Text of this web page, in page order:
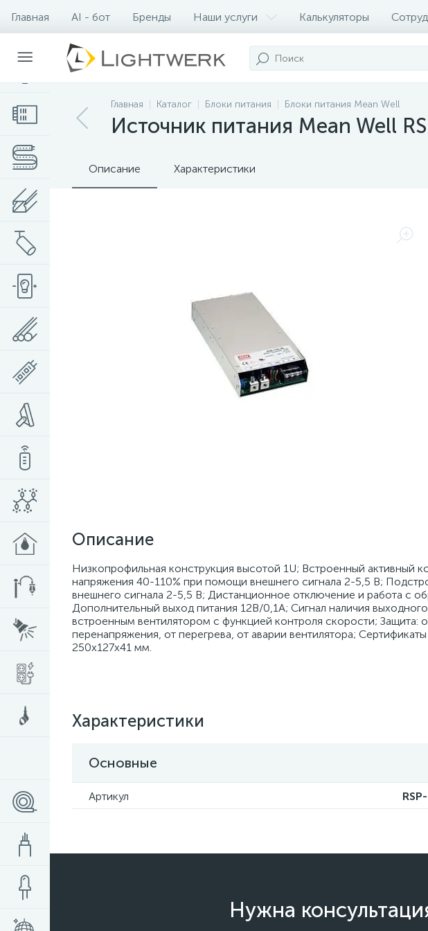
Главная AI - бот Бренды Наши услуги Калькуляторы
Контакты
Главная Каталог Блоки питания Блоки питания Mean Well
Источник питания Mean Well
Описание Характеристики
Описание
Низкопрофильная конструкция высотой 1U; Встроенный активный
напряжения 40-110% при помощи внешнего сигнала 2-5,5 В;
внешнего сигнала 2-5,5 В; Дистанционное отключение и работа с
Дополнительный выход питания 12В/0,1A; Cигнал наличия
встроенным вентилятором с функцией контроля скорости; Защита:
перенапряжения, от перегрева, от аварии вентилятора;
250x127x41 мм.
Характеристики
Основные
Артикул
Нужна